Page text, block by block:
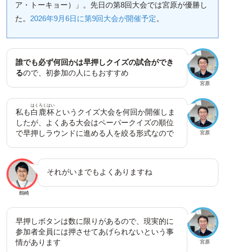
ア・トーキョー）」。先日の第8回大会では宮原が優勝し
た。 2026年9月6日に第9回大会が開催予定。
宮原
誰でも必ず何回かは早押しクイズの試合ができ
るので、初参加の人にもおすすめ
宮原
私も白鹿杯
はくろくはい
というクイズ大会を何回か開催しま
したが、よくある大会はペーパークイズの順位
で早押しラウンドに進める人を絞る形式なので
鶴崎
それがいまでもよくありますね
宮原
早押しボタンは数に限りがあるので、現実的に
参加者全員には押させてあげられないという事
情があります